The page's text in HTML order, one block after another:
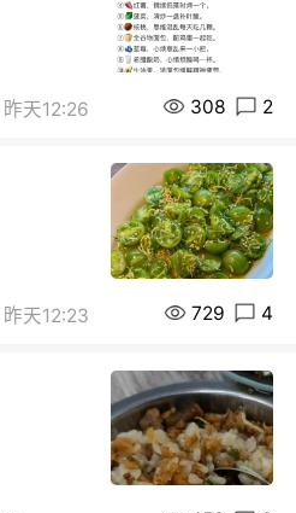
昨天12:26 308 2
昨天12:23 729 4